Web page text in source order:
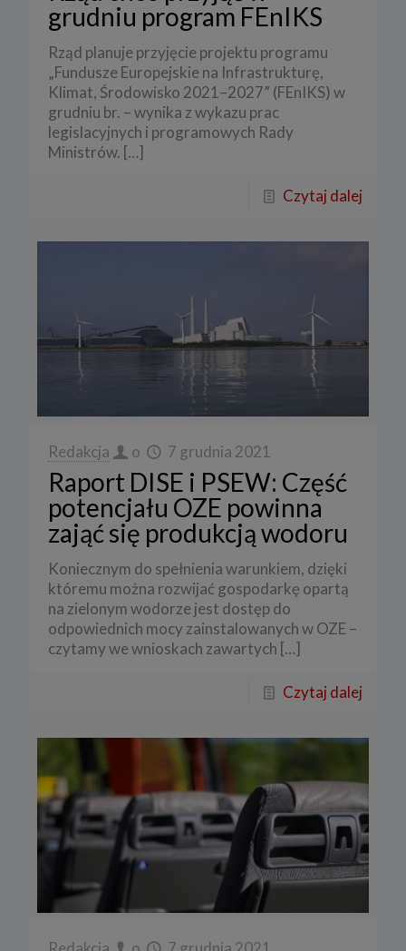
grudniu program FEnIKS
Rząd planuje przyjęcie projektu programu
„Fundusze Europejskie na Infrastrukturę,
Klimat, Środowisko 2021–2027” (FEnIKS) w
grudniu br. – wynika z wykazu prac
legislacyjnych i programowych Rady
Ministrów. […]
Czytaj dalej
Redakcja o 7 grudnia 2021
Raport DISE i PSEW: Część
potencjału OZE powinna
zająć się produkcją wodoru
Koniecznym do spełnienia warunkiem, dzięki
któremu można rozwijać gospodarkę opartą
na zielonym wodorze jest dostęp do
odpowiednich mocy zainstalowanych w OZE –
czytamy we wnioskach zawartych […]
Czytaj dalej